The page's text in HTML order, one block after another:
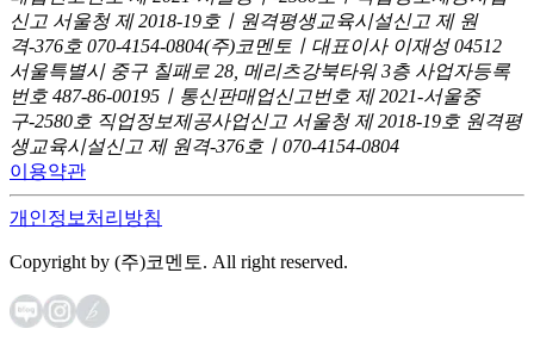
신고 서울청 제 2018-19호ㅣ원격평생교육시설신고 제 원
격-376호 070-4154-0804(주)코멘토ㅣ대표이사 이재성 04512
서울특별시 중구 칠패로 28, 메리츠강북타워 3층 사업자등록
번호 487-86-00195ㅣ통신판매업신고번호 제 2021-서울중
구-2580호 직업정보제공사업신고 서울청 제 2018-19호 원격평
생교육시설신고 제 원격-376호ㅣ070-4154-0804
이용약관
개인정보처리방침
Copyright by (주)코멘토. All right reserved.